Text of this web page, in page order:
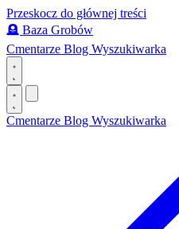
Przeskocz do głównej treści
🪦 Baza Grobów
Cmentarze Blog Wyszukiwarka
Cmentarze Blog Wyszukiwarka